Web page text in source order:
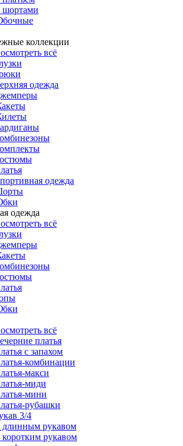
коллекции
всё
одежда
одежда
одежда
всё
всё
платья
с запахом
комбинации
макси
миди
мини
рубашки
3/4
рукавом
рукавом